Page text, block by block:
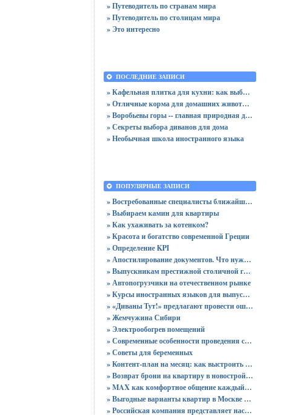
» Путеводитель по странам мира
» Путеводитель по столицам мира
» Это интересно
ПОСЛЕДНИЕ ЗАПИСИ
» Кафельная плитка для кухни: как выбрать практичную отделку
» Отличные корма для домашних животных
» Воробьевы горы -- главная природная достопримечательность Москвы
» Секреты выбора диванов для дома
» Необычная школа иностранного языка
ПОПУЛЯРНЫЕ ЗАПИСИ
» Востребованные специалисты ближайшего будущего
» Выбираем камин для квартиры
» Как ухаживать за котенком?
» Красота и богатство современной Греции
» Определение KPI
» Апостилирование документов. Что нужно учитывать?
» Выпускникам престижной столичной гимназии вручены 64 аттестата
» Автопогрузчики на отечественном рынке
» Курсы иностранных языков для выпускников
» «Диваны Тут!» предлагают провести ошеломительную ночь!
» Жемчужина Сибири
» Электрообогрев помещений
» Современные особенности проведения сертификации
» Советы для беременных
» Контент-план на месяц: как выстроить стратегию публикаций без хаоса
» Возврат брони на квартиру в новостройке - пошаговая инструкция и советы юриста
» MAX как комфортное общение каждый день: звонки без ограничений и файлы до 4 ГБ
» Выгодные варианты квартир в Москве с доступными ценами для покупки без переплат
» Российская компания представляет настольный ПК